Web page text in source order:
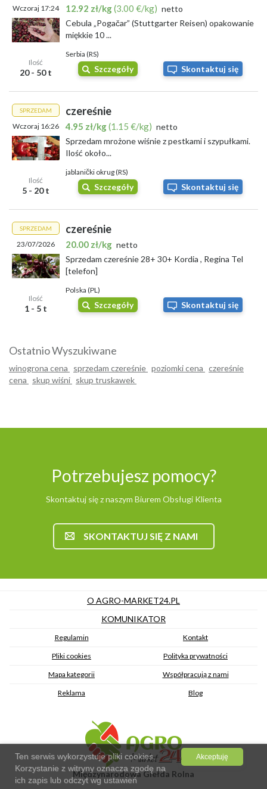
Wczoraj 17:24
Ilość
20 - 50 t
12.92 zł/kg(3.00 €/kg) netto
Cebula „Pogačar” (Stuttgarter Reisen) opakowanie
miękkie 10 ...
Serbia (RS)
Szczegóły Skontaktuj się
SPRZEDAM
Wczoraj 16:26
Ilość
5 - 20 t
czereśnie
4.95 zł/kg(1.15 €/kg) netto
Sprzedam mrożone wiśnie z pestkami i szypułkami.
Ilość około...
jablanički okrug (RS)
Szczegóły Skontaktuj się
SPRZEDAM
23/07/2026
Ilość
1 - 5 t
czereśnie
20.00 zł/kg netto
Sprzedam czereśnie 28+ 30+ Kordia , Regina Tel
[telefon]
Polska (PL)
Szczegóły Skontaktuj się
Ostatnio Wyszukiwane
winogrona cena sprzedam czereśnie poziomki cena czereśnie
cena
skup wiśni skup truskawek
Potrzebujesz pomocy?
Skontaktuj się z naszym Biurem Obsługi Klienta
SKONTAKTUJ SIĘ Z NAMI
O AGRO-MARKET24.PL
KOMUNIKATOR
Regulamin Kontakt
Pliki cookies Polityka prywatności
Mapa kategorii Współpracują z nami
Reklama Blog
Międzynarodowa Giełda Rolna
Ten serwis wykorzystuje pliki cookies.
Korzystanie z witryny oznacza zgodę na
ich zapis lub odczyt wg ustawień
Akceptuję